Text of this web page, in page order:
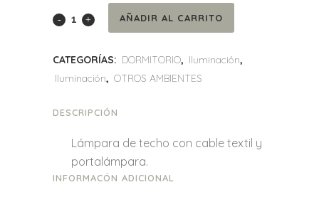
Lampara
AÑADIR AL CARRITO
CATEGORÍAS: DORMITORIO, Iluminación,
Iluminación, OTROS AMBIENTES
DESCRIPCIÓN
Lámpara de techo con cable textil y
portalámpara.
INFORMACÓN ADICIONAL